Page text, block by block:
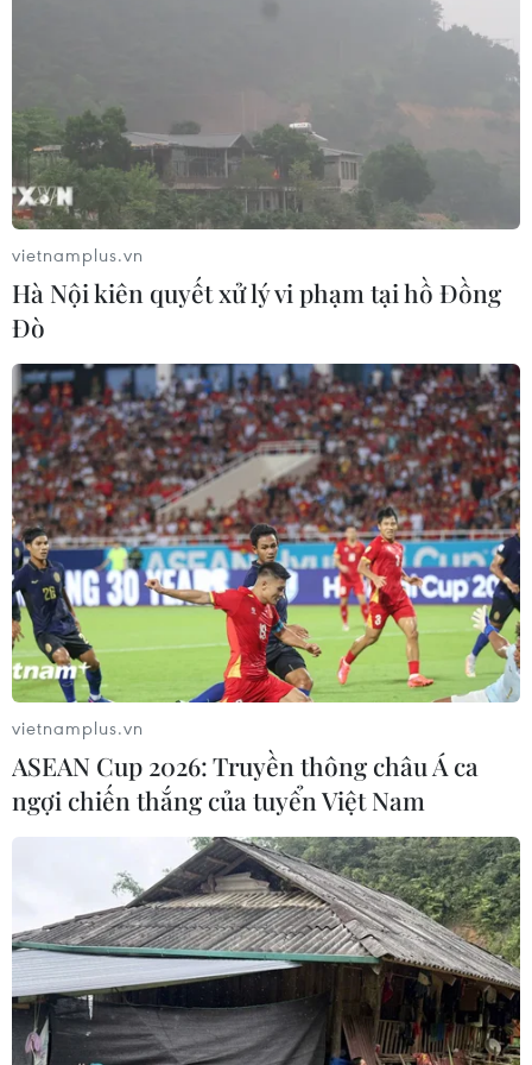
Xuất khẩu nông sản vào Trung Quốc: Thay
đổi tư duy để thích ứng
20/06/2019 09:56
Nếu thực hiện tốt những yêu cầu về chất lượng, an toàn
thực phẩm, kiểm dịch và truy xuất nguồn gốc thì khả
năng Việt Nam gia tăng kim ngạch xuất khẩu nông sản
vào Trung Quốc thời gian tới là rất lớn.
Bộ Công Thương sẽ làm việc với Lạng Sơn
vietnamplus.vn
Hà Nội kiên quyết xử lý vi phạm tại hồ Đồng
Đò
vietnamplus.vn
ASEAN Cup 2026: Truyền thông châu Á ca
ngợi chiến thắng của tuyển Việt Nam